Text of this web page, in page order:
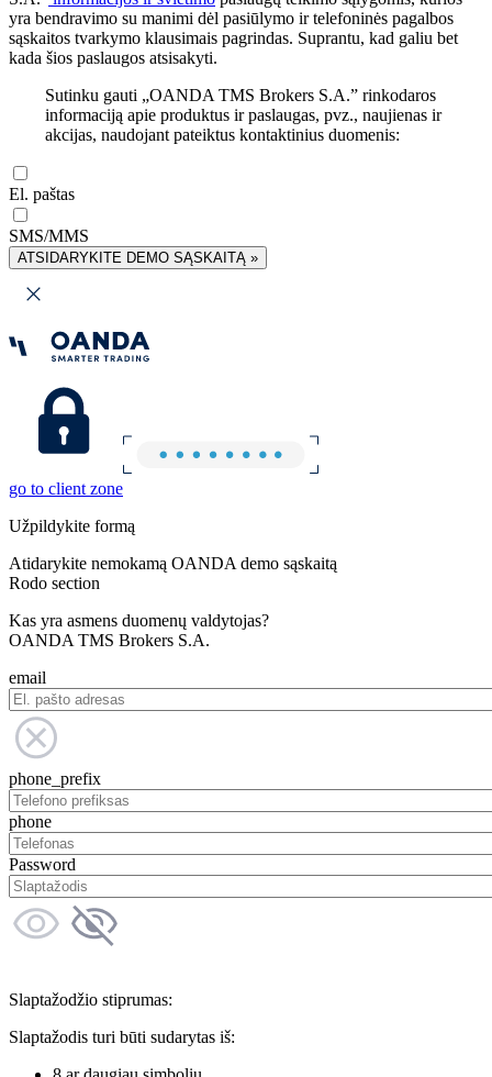
yra bendravimo su manimi dėl pasiūlymo ir telefoninės pagalbos
sąskaitos tvarkymo klausimais pagrindas. Suprantu, kad galiu bet
kada šios paslaugos atsisakyti.
Sutinku gauti „OANDA TMS Brokers S.A.” rinkodaros
informaciją apie produktus ir paslaugas, pvz., naujienas ir
akcijas, naudojant pateiktus kontaktinius duomenis:
El. paštas
SMS/MMS
ATSIDARYKITE DEMO SĄSKAITĄ »
go to client zone
Užpildykite formą
Atidarykite nemokamą OANDA demo sąskaitą
Rodo section
Kas yra asmens duomenų valdytojas?
OANDA TMS Brokers S.A.
email
phone_prefix
phone
Password
Slaptažodžio stiprumas:
Slaptažodis turi būti sudarytas iš: